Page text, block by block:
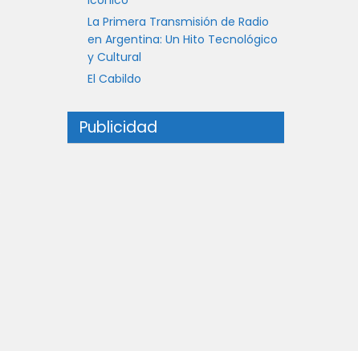
La Primera Transmisión de Radio
en Argentina: Un Hito Tecnológico
y Cultural
El Cabildo
Publicidad